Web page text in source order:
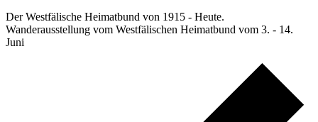
Der Westfälische Heimatbund von 1915 - Heute.
Wanderausstellung vom Westfälischen Heimatbund vom 3. - 14.
Juni